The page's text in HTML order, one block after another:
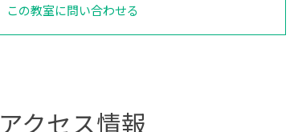
この教室に問い合わせる
アクセス情報